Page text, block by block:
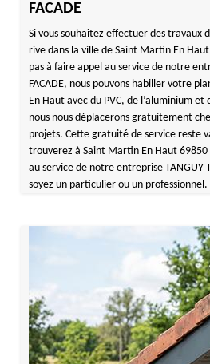
FACADE
Si vous souhaitez effectuer des travaux
rive dans la ville de Saint Martin En
pas à faire appel au service de notre
FACADE, nous pouvons habiller votre
En Haut avec du PVC, de l’aluminium et
nous nous déplacerons gratuitement
projets. Cette gratuité de service reste
trouverez à Saint Martin En Haut 69850
au service de notre entreprise TANGUY
soyez un particulier ou un professionnel.